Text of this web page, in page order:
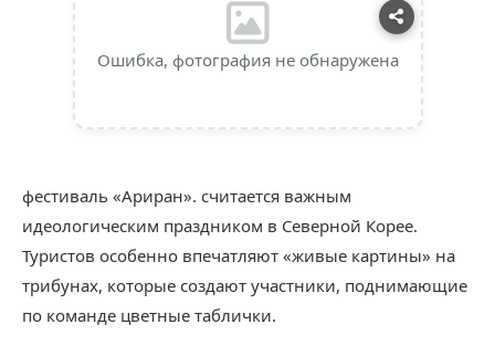
Ошибка, фотография не обнаружена
фестиваль «Ариран». считается важным
идеологическим праздником в Северной Корее.
Туристов особенно впечатляют «живые картины» на
трибунах, которые создают участники, поднимающие
по команде цветные таблички.